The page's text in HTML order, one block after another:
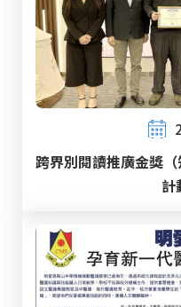
跨界別閱讀推廣金獎
計